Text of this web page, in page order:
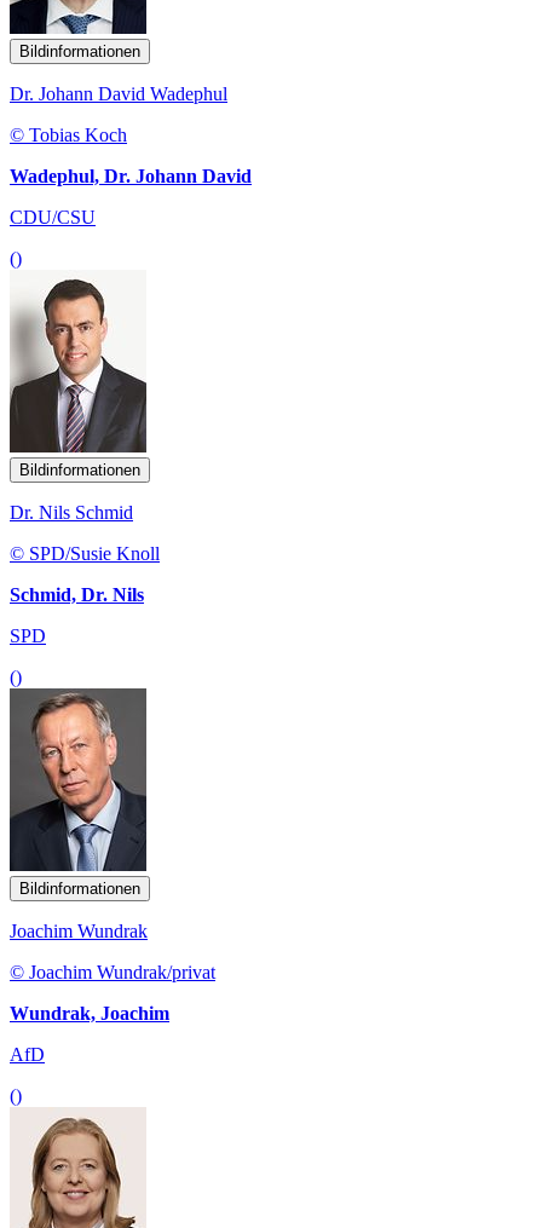
Bildinformationen
Dr. Johann David Wadephul
© Tobias Koch
Wadephul, Dr. Johann David
CDU/CSU
()
Bildinformationen
Dr. Nils Schmid
© SPD/Susie Knoll
Schmid, Dr. Nils
SPD
()
Bildinformationen
Joachim Wundrak
© Joachim Wundrak/privat
Wundrak, Joachim
AfD
()